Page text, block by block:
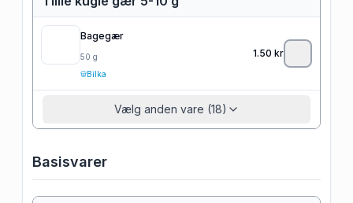
Bagegær
50 g
Bilka
1.50 kr
Vælg anden vare (18)
Basisvarer